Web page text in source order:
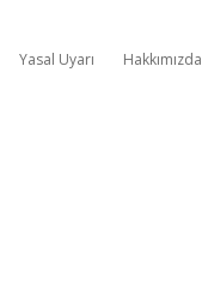
Yasal Uyarı Hakkımızda